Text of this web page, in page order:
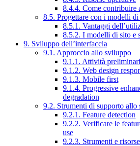
8.4.4. Come contribuire
8.5. Progettare con i modelli
8.5.1. Vantaggi
8.5.2. I modelli di sito e
9. Sviluppo dell’interfaccia
9.1. Approccio allo sviluppo
9.1.1. Attività preliminari
9.1.2. Web design
9.1.3. Mobile first
9.1.4. Progressive
degradation
9.2. Strumenti di supporto
9.2.1. Feature detection
9.2.2. Verificare le
use
9.2.3. Strumenti e